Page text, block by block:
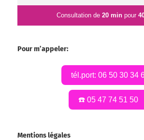
Consultation de 20 min pour
Pour m’appeler:
tél.port: 06 50 30 34
☎️ 05 47 74 51 50
Mentions légales